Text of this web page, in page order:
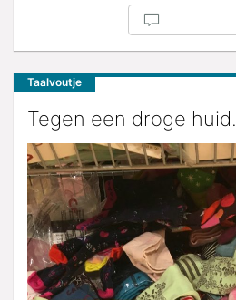
Taalvoutje
Tegen een droge huid.